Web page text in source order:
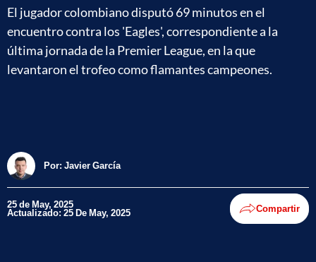
El jugador colombiano disputó 69 minutos en el
encuentro contra los 'Eagles', correspondiente a la
última jornada de la Premier League, en la que
levantaron el trofeo como flamantes campeones.
Por: Javier García
25 de May, 2025
Actualizado: 25 De May, 2025 Compartir